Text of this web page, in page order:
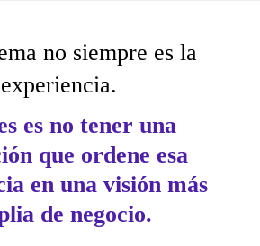
no siempre es la
experiencia.
es no tener una
que ordene esa
en una visión más
de negocio.